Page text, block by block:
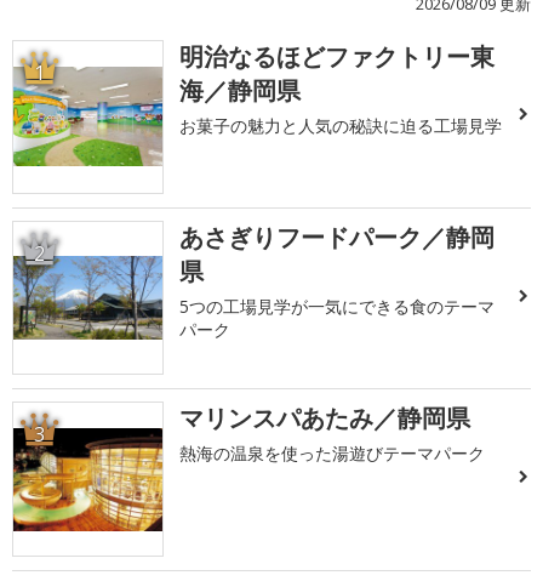
1
明治なるほどファクトリー東
海／静岡県
お菓子の魅力と人気の秘訣に迫る工場見学
2
あさぎりフードパーク／静岡
県
5つの工場見学が一気にできる食のテーマ
パーク
3 マリンスパあたみ／静岡県
熱海の温泉を使った湯遊びテーマパーク